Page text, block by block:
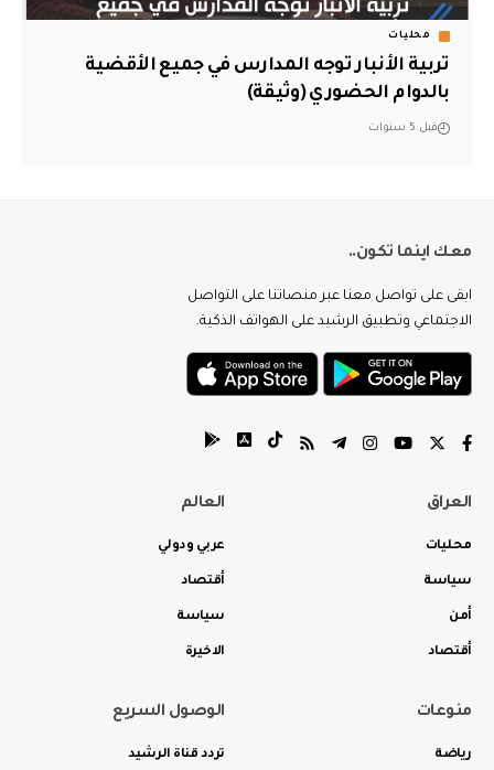
محليات
تربية الأنبار توجه المدارس في جميع الأقضية
بالدوام الحضوري (وثيقة)
قبل 5 سنوات
معك اينما تكون..
ابقى على تواصل معنا عبر منصاتنا على التواصل
الاجتماعي وتطبيق الرشيد على الهواتف الذكية.
العراق
محليات
سياسة
أمن
أقتصاد
العالم
عربي ودولي
أقتصاد
سياسة
الاخيرة
منوعات
رياضة
الوصول السريع
تردد قناة الرشيد